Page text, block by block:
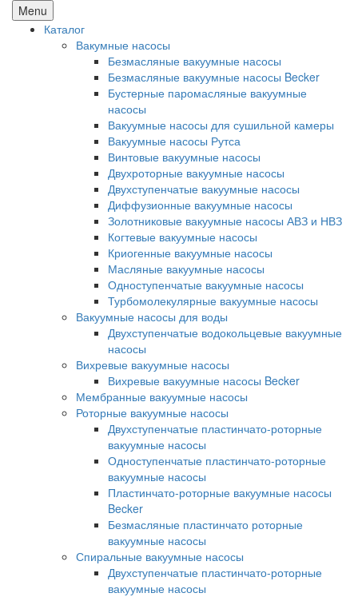
Menu
Каталог
Вакумные насосы
Безмасляные вакуумные насосы
Безмасляные вакуумные насосы Becker
Бустерные паромасляные вакуумные
насосы
Вакуумные насосы для сушильной камеры
Вакуумные насосы Рутса
Винтовые вакуумные насосы
Двухроторные вакуумные насосы
Двухступенчатые вакуумные насосы
Диффузионные вакуумные насосы
Золотниковые вакуумные насосы АВЗ и НВЗ
Когтевые вакуумные насосы
Криогенные вакуумные насосы
Масляные вакуумные насосы
Одноступенчатые вакуумные насосы
Турбомолекулярные вакуумные насосы
Вакуумные насосы для воды
Двухступенчатые водокольцевые вакуумные
насосы
Вихревые вакуумные насосы
Вихревые вакуумные насосы Becker
Мембранные вакуумные насосы
Роторные вакуумные насосы
Двухступенчатые пластинчато-роторные
вакуумные насосы
Одноступенчатые пластинчато-роторные
вакуумные насосы
Пластинчато-роторные вакуумные насосы
Becker
Безмасляные пластинчато роторные
вакуумные насосы
Спиральные вакуумные насосы
Двухступенчатые пластинчато-роторные
вакуумные насосы